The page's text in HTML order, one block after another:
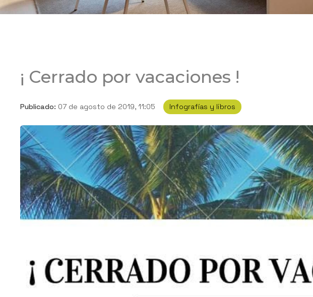
¡ Cerrado por vacaciones !
Publicado: 07 de agosto de 2019, 11:05 Infografías y libros